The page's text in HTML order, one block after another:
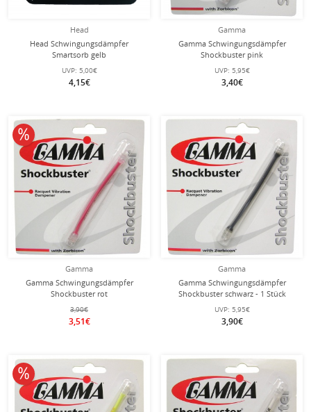
Head
Head Schwingungsdämpfer
Smartsorb gelb
UVP: 5,00€
4,15€
Gamma
Gamma Schwingungsdämpfer
Shockbuster pink
UVP: 5,95€
3,40€
Gamma
Gamma Schwingungsdämpfer
Shockbuster rot
3,90€
3,51€
10% reduziert
Gamma
Gamma Schwingungsdämpfer
Shockbuster schwarz - 1 Stück
UVP: 5,95€
3,90€
10% reduziert